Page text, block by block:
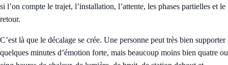
si l’on compte le trajet, l’installation, l’attente, les phases partielles et le
retour.
C’est là que le décalage se crée. Une personne peut très bien supporter
quelques minutes d’émotion forte, mais beaucoup moins bien quatre ou